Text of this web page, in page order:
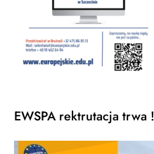
EWSPA rektrutacja trwa !